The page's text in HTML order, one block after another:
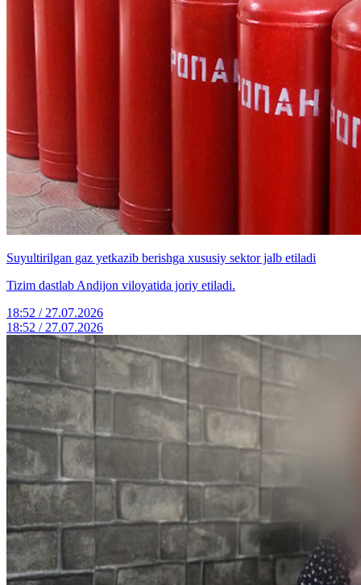
Suyultirilgan gaz yetkazib berishga xususiy sektor jalb etiladi
Tizim dastlab Andijon viloyatida joriy etiladi.
18:52 / 27.07.2026
18:52 / 27.07.2026